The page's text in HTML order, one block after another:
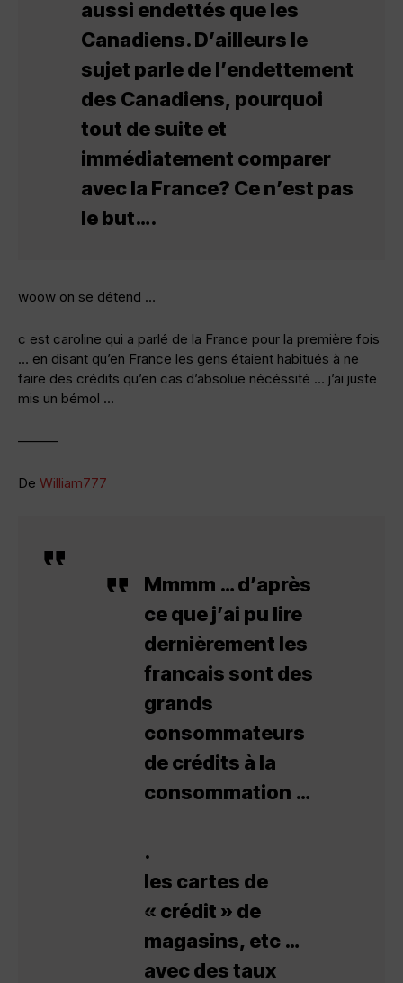
aussi endettés que les
Canadiens. D’ailleurs le
sujet parle de l’endettement
des Canadiens, pourquoi
tout de suite et
immédiatement comparer
avec la France? Ce n’est pas
le but….
woow on se détend …
c est caroline qui a parlé de la France pour la première fois
… en disant qu’en France les gens étaient habitués à ne
faire des crédits qu’en cas d’absolue nécéssité … j’ai juste
mis un bémol …
———
De William777
Mmmm … d’après
ce que j’ai pu lire
dernièrement les
francais sont des
grands
consommateurs
de crédits à la
consommation …
.
les cartes de
« crédit » de
magasins, etc …
avec des taux